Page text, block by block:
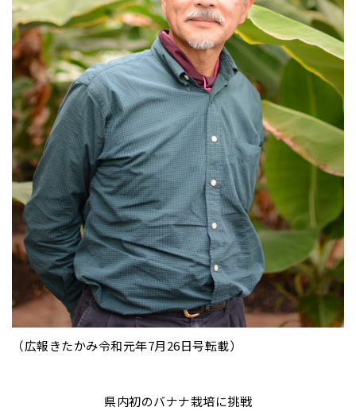
（広報きたかみ令和元年7月26日号転載）
県内初のバナナ栽培に挑戦